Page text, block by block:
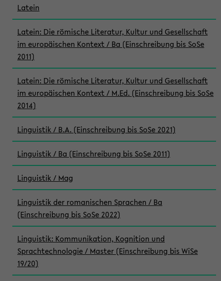
Latein
Latein: Die römische Literatur, Kultur und Gesellschaft
im europäischen Kontext / Ba (Einschreibung bis SoSe
2011)
Latein: Die römische Literatur, Kultur und Gesellschaft
im europäischen Kontext / M.Ed. (Einschreibung bis SoSe
2014)
Linguistik / B.A. (Einschreibung bis SoSe 2021)
Linguistik / Ba (Einschreibung bis SoSe 2011)
Linguistik / Mag
Linguistik der romanischen Sprachen / Ba
(Einschreibung bis SoSe 2022)
Linguistik: Kommunikation, Kognition und
Sprachtechnologie / Master (Einschreibung bis WiSe
19/20)